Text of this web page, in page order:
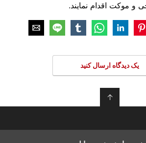
و موکت اقدام نمایند.
یک دیدگاه ارسال کنید
↑